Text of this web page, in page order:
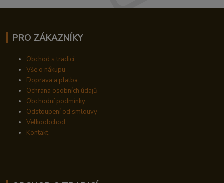
PRO ZÁKAZNÍKY
Obchod s tradicí
Vše o nákupu
Doprava a platba
Ochrana osobních údajů
Obchodní podmínky
Odstoupení od smlouvy
Velkoobchod
Kontakt